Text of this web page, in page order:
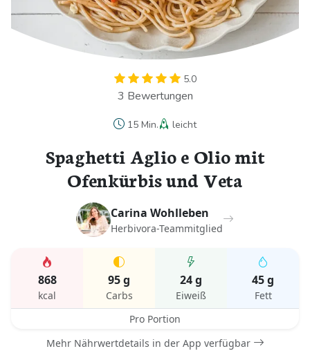
5.0
3 Bewertungen
15 Min. leicht
Spaghetti Aglio e Olio mit
Ofenkürbis und Veta
Carina Wohlleben
Herbivora-Teammitglied
868
kcal
95 g
Carbs
24 g
Eiweiß
45 g
Fett
Pro Portion
Mehr Nährwertdetails in der App verfügbar